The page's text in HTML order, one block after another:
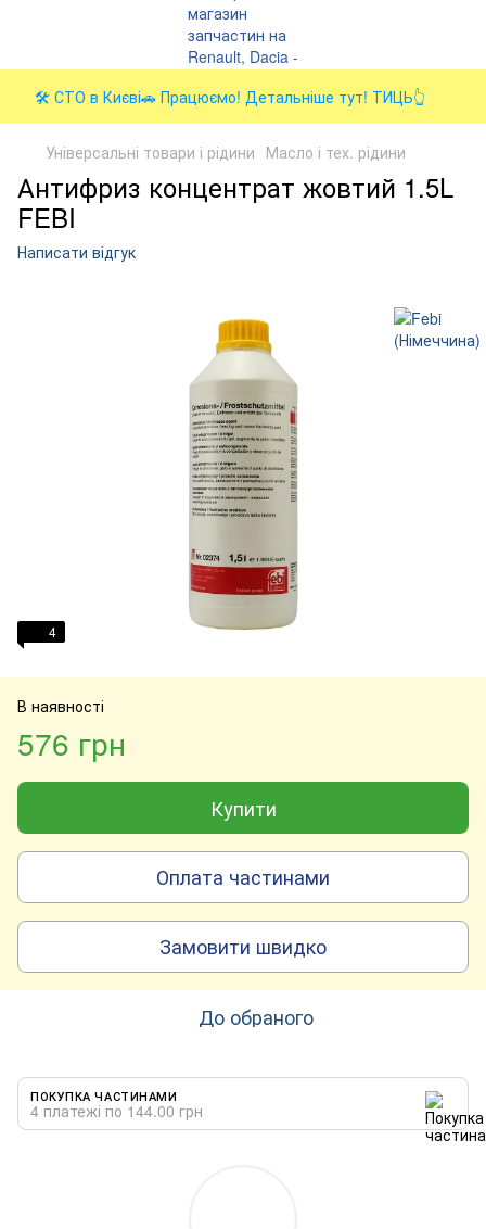
🛠️ СТО в Києві🚗 Працюємо! Детальніше тут! ТИЦЬ👆
Універсальні товари і рідини Масло і тех. рідини
Антифриз концентрат жовтий 1.5L
FEBI
Написати відгук
4
В наявності
576 грн
Купити
Оплата частинами
Замовити швидко
До обраного
ПОКУПКА ЧАСТИНАМИ
4 платежі по 144.00 грн